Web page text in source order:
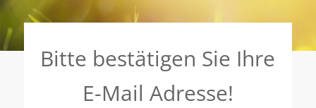
Bitte bestätigen Sie Ihre
E-Mail Adresse!